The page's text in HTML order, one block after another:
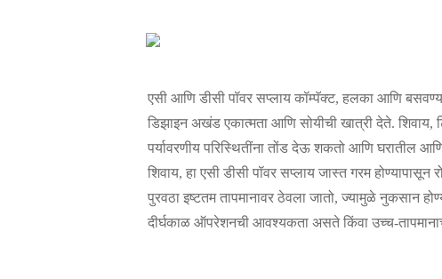
एसी आणि डीसी पॉवर सप्लाय कॉम्पॅक्ट, हलका आणि
डिझाइन अखंड एकात्मता आणि सोयीची खात्री देते. शिवाय,
पर्यावरणीय परिस्थितींना तोंड देऊ शकतो आणि घरातील
शिवाय, हा एसी डीसी पॉवर सप्लाय जास्त गरम
पुरवठा इष्टतम तापमानावर ठेवला जातो, ज्यामुळे नुकसान
दीर्घकाळ ऑपरेशनची आवश्यकता असते किंवा उच्च-